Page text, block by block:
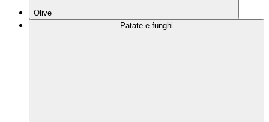
Olive
Patate e funghi